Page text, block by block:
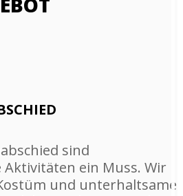
sind
ein Muss. Wir
und unterhaltsame